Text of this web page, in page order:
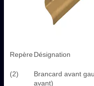
Repère Désignation
(2)
Brancard avant
avant)